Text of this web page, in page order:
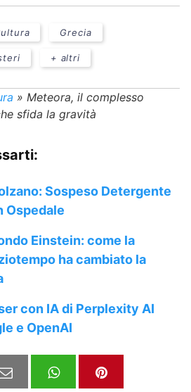
Grecia
+ altri
» Meteora, il complesso
sfida la gravità
Sospeso Detergente
Ospedale
Einstein: come la
ha cambiato la
con IA di Perplexity AI
e OpenAI